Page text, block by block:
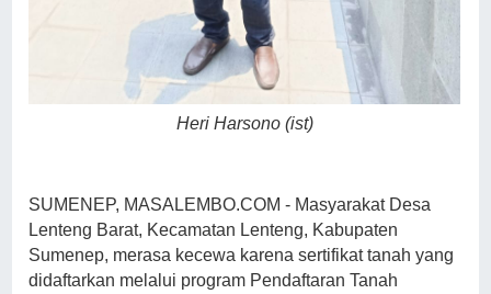
Heri Harsono (ist)
SUMENEP, MASALEMBO.COM - Masyarakat Desa
Lenteng Barat, Kecamatan Lenteng, Kabupaten
Sumenep, merasa kecewa karena sertifikat tanah yang
didaftarkan melalui program Pendaftaran Tanah